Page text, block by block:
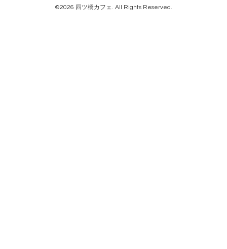
©2026 四ツ橋カフェ. All Rights Reserved.